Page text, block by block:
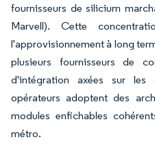
fournisseurs de silicium
Marvell). Cette
l'approvisionnement à long
plusieurs fournisseurs de
d'intégration axées sur
opérateurs adoptent des
modules enfichables
métro.